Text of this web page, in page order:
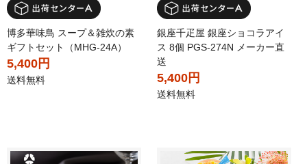
博多華味鳥 スープ＆雑炊の素
ギフトセット（MHG-24A）
5,400円
送料無料
銀座千疋屋 銀座ショコラアイ
ス 8個 PGS-274N メーカー直
送
5,400円
送料無料